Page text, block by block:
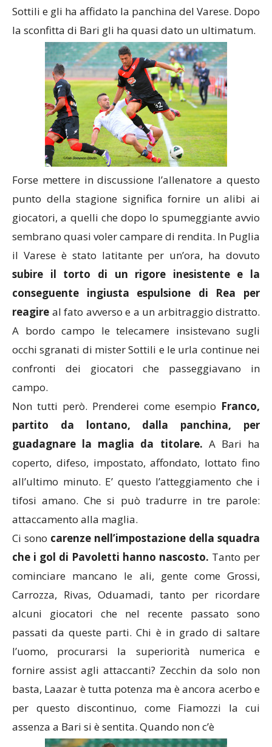
Sottili e gli ha affidato la panchina del Varese. Dopo
la sconfitta di Bari gli ha quasi dato un ultimatum.
Forse mettere in discussione l’allenatore a questo
punto della stagione significa fornire un alibi ai
giocatori, a quelli che dopo lo spumeggiante avvio
sembrano quasi voler campare di rendita. In Puglia
il Varese è stato latitante per un’ora, ha dovuto
subire il torto di un rigore inesistente e la
conseguente ingiusta espulsione di Rea per
reagire al fato avverso e a un arbitraggio distratto.
A bordo campo le telecamere insistevano sugli
occhi sgranati di mister Sottili e le urla continue nei
confronti dei giocatori che passeggiavano in
campo.
Non tutti però. Prenderei come esempio Franco,
partito da lontano, dalla panchina, per
guadagnare la maglia da titolare. A Bari ha
coperto, difeso, impostato, affondato, lottato fino
all’ultimo minuto. E’ questo l’atteggiamento che i
tifosi amano. Che si può tradurre in tre parole:
attaccamento alla maglia.
Ci sono carenze nell’impostazione della squadra
che i gol di Pavoletti hanno nascosto. Tanto per
cominciare mancano le ali, gente come Grossi,
Carrozza, Rivas, Oduamadi, tanto per ricordare
alcuni giocatori che nel recente passato sono
passati da queste parti. Chi è in grado di saltare
l’uomo, procurarsi la superiorità numerica e
fornire assist agli attaccanti? Zecchin da solo non
basta, Laazar è tutta potenza ma è ancora acerbo e
per questo discontinuo, come Fiamozzi la cui
assenza a Bari si è sentita. Quando non c’è